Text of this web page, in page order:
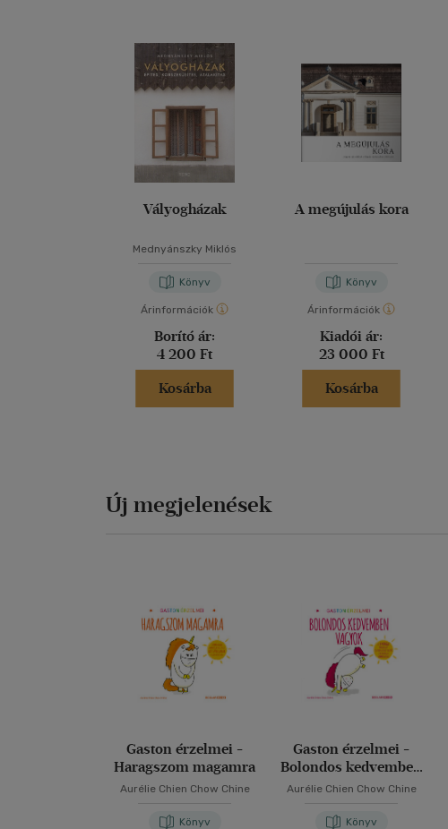
Vályogházak
Mednyánszky Miklós
Könyv
Árinformációk
Borító ár:
4 200 Ft
Kosárba
A megújulás kora
Könyv
Árinformációk
Kiadói ár:
23 000 Ft
Kosárba
Új megjelenések
Gaston érzelmei -
Haragszom magamra
Aurélie Chien Chow Chine
Könyv
Gaston érzelmei -
Bolondos kedvemben
vagyok
Aurélie Chien Chow Chine
Könyv